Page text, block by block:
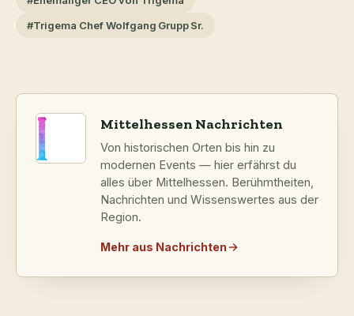
#Trigema Chef Wolfgang Grupp Sr.
Mittelhessen Nachrichten
Von historischen Orten bis hin zu
modernen Events — hier erfährst du
alles über Mittelhessen. Berühmtheiten,
Nachrichten und Wissenswertes aus der
Region.
Mehr aus Nachrichten